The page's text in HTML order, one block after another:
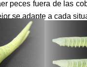
peces fuera de las
se adapte a cada